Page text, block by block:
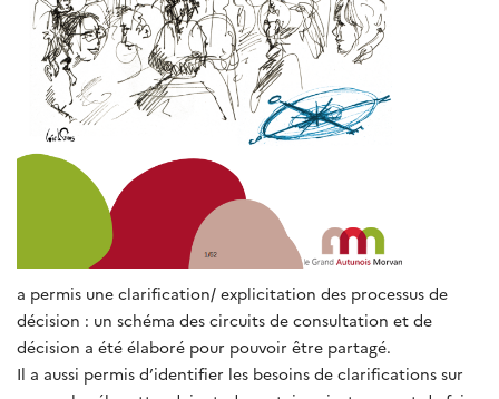
a permis une clarification/ explicitation des processus de
décision : un schéma des circuits de consultation et de
décision a été élaboré pour pouvoir être partagé.
Il a aussi permis d’identifier les besoins de clarifications sur